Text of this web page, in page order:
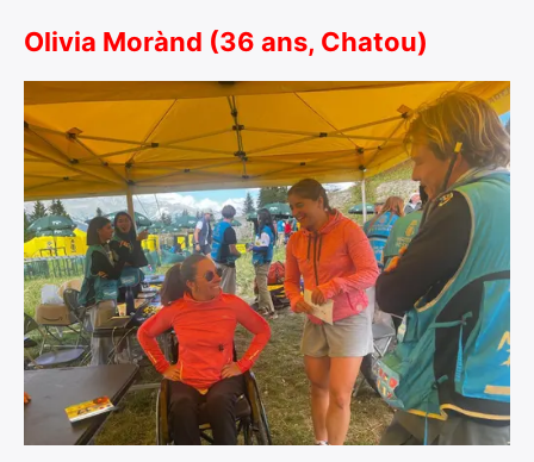
Olivia Morànd (36 ans, Chatou)